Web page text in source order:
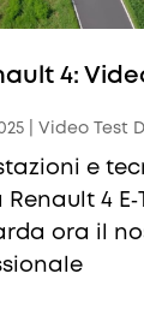
4:
| Video Test
e
4
ora il